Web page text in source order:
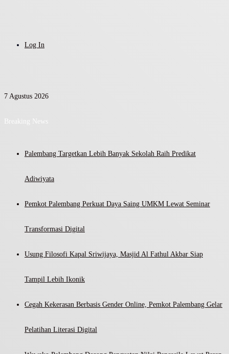
Log In
7 Agustus 2026
Breaking News
Palembang Targetkan Lebih Banyak Sekolah Raih Predikat
Adiwiyata
Pemkot Palembang Perkuat Daya Saing UMKM Lewat Seminar
Transformasi Digital
Usung Filosofi Kapal Sriwijaya, Masjid Al Fathul Akbar Siap
Tampil Lebih Ikonik
Cegah Kekerasan Berbasis Gender Online, Pemkot Palembang Gelar
Pelatihan Literasi Digital